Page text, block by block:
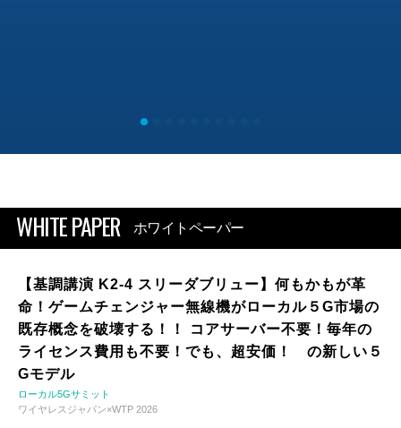
WHITE PAPER ホワイトペーパー
【基調講演 K2-4 スリーダブリュー】何もかもが革
命！ゲームチェンジャー無線機がローカル５G市場の
既存概念を破壊する！！ コアサーバー不要！毎年の
ライセンス費用も不要！でも、超安価！ の新しい５
Gモデル
ローカル5Gサミット
ワイヤレスジャパン×WTP 2026